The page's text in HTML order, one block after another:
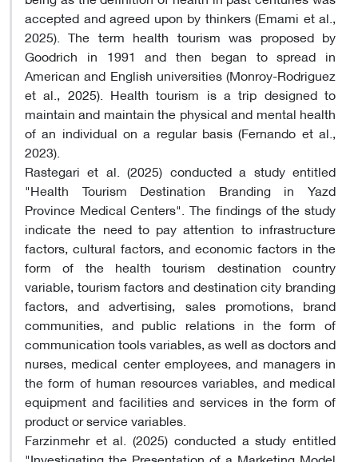
accepted and agreed upon by thinkers (Emami et al.,
2025). The term health tourism was proposed by
Goodrich in 1991 and then began to spread in
American and English universities (Monroy-Rodriguez
et al., 2025). Health tourism is a trip designed to
maintain and maintain the physical and mental health
of an individual on a regular basis (Fernando et al.,
2023).
Rastegari et al. (2025) conducted a study entitled
"Health Tourism Destination Branding in Yazd
Province Medical Centers". The findings of the study
indicate the need to pay attention to infrastructure
factors, cultural factors, and economic factors in the
form of the health tourism destination country
variable, tourism factors and destination city branding
factors, and advertising, sales promotions, brand
communities, and public relations in the form of
communication tools variables, as well as doctors and
nurses, medical center employees, and managers in
the form of human resources variables, and medical
equipment and facilities and services in the form of
product or service variables.
Farzinmehr et al. (2025) conducted a study entitled